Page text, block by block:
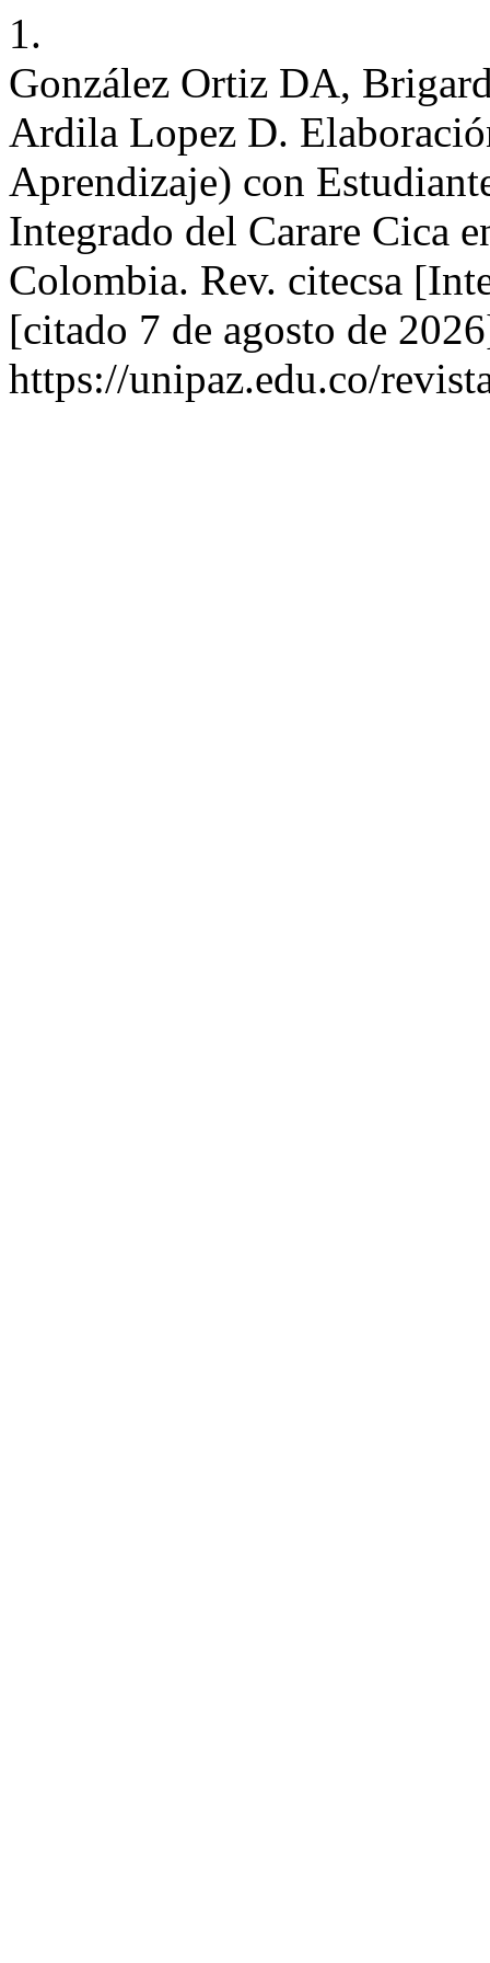
1.
González Ortiz DA,
Ardila Lopez D.
Aprendizaje) con
Integrado del Carare Cica
Colombia. Rev. citecsa
[citado 7 de agosto de
https://unipaz.edu.co/